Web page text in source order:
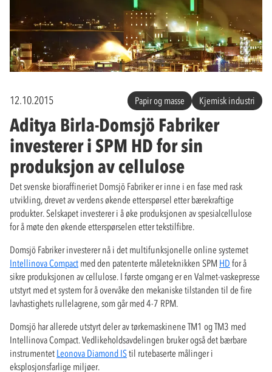
12.10.2015 Papir og masse Kjemisk industri
Aditya Birla-Domsjö Fabriker
investerer i SPM HD for sin
produksjon av cellulose
Det svenske bioraffineriet Domsjö Fabriker er inne i en fase med rask
utvikling, drevet av verdens økende etterspørsel etter bærekraftige
produkter. Selskapet investerer i å øke produksjonen av spesialcellulose
for å møte den økende etterspørselen etter tekstilfibre.
Domsjö Fabriker investerer nå i det multifunksjonelle online systemet
Intellinova Compact med den patenterte måleteknikken SPM HD for å
sikre produksjonen av cellulose. I første omgang er en Valmet-vaskepresse
utstyrt med et system for å overvåke den mekaniske tilstanden til de fire
lavhastighets rullelagrene, som går med 4-7 RPM.
Domsjö har allerede utstyrt deler av tørkemaskinene TM1 og TM3 med
Intellinova Compact. Vedlikeholdsavdelingen bruker også det bærbare
instrumentet Leonova Diamond IStil rutebaserte målinger i
eksplosjonsfarlige miljøer.